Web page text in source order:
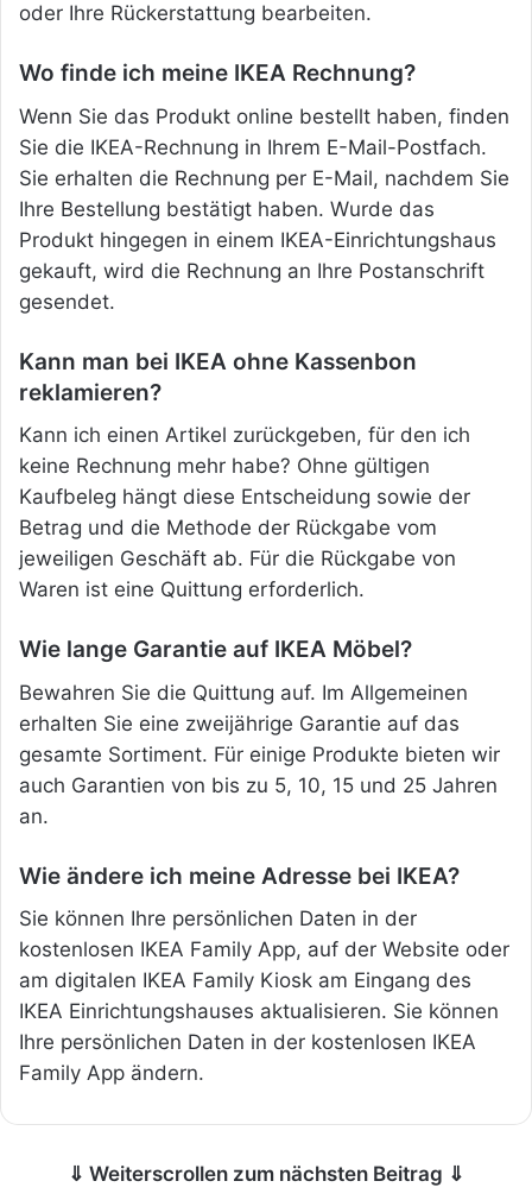
oder Ihre Rückerstattung bearbeiten.
Wo finde ich meine IKEA Rechnung?
Wenn Sie das Produkt online bestellt haben, finden
Sie die IKEA-Rechnung in Ihrem E-Mail-Postfach.
Sie erhalten die Rechnung per E-Mail, nachdem Sie
Ihre Bestellung bestätigt haben. Wurde das
Produkt hingegen in einem IKEA-Einrichtungshaus
gekauft, wird die Rechnung an Ihre Postanschrift
gesendet.
Kann man bei IKEA ohne Kassenbon
reklamieren?
Kann ich einen Artikel zurückgeben, für den ich
keine Rechnung mehr habe? Ohne gültigen
Kaufbeleg hängt diese Entscheidung sowie der
Betrag und die Methode der Rückgabe vom
jeweiligen Geschäft ab. Für die Rückgabe von
Waren ist eine Quittung erforderlich.
Wie lange Garantie auf IKEA Möbel?
Bewahren Sie die Quittung auf. Im Allgemeinen
erhalten Sie eine zweijährige Garantie auf das
gesamte Sortiment. Für einige Produkte bieten wir
auch Garantien von bis zu 5, 10, 15 und 25 Jahren
an.
Wie ändere ich meine Adresse bei IKEA?
Sie können Ihre persönlichen Daten in der
kostenlosen IKEA Family App, auf der Website oder
am digitalen IKEA Family Kiosk am Eingang des
IKEA Einrichtungshauses aktualisieren. Sie können
Ihre persönlichen Daten in der kostenlosen IKEA
Family App ändern.
⇓ Weiterscrollen zum nächsten Beitrag ⇓